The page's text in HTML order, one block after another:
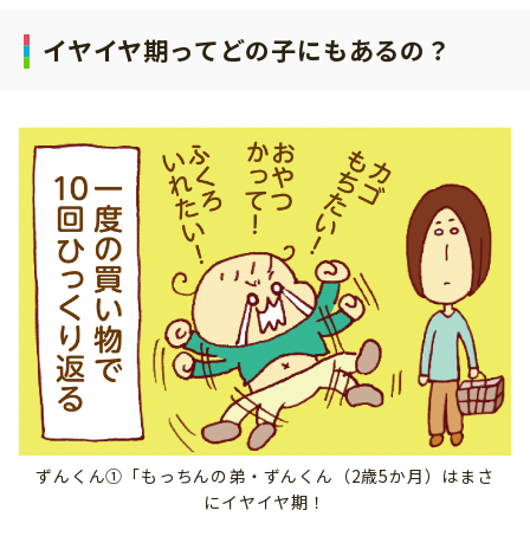
イヤイヤ期ってどの子にもあるの？
ずんくん①「もっちんの弟・ずんくん（2歳5か月）はまさ
にイヤイヤ期！